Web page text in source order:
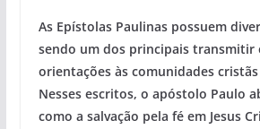
As Epístolas Paulinas possuem
sendo um dos principais transmitir
orientações às comunidades
Nesses escritos, o apóstolo Paulo
como a salvação pela fé em Jesus